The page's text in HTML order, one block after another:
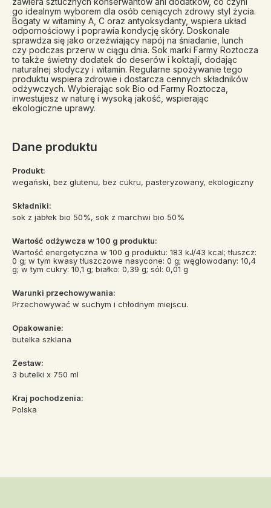
go idealnym wyborem dla osób ceniących zdrowy styl życia.
Bogaty w witaminy A, C oraz antyoksydanty, wspiera układ
odpornościowy i poprawia kondycję skóry. Doskonale
sprawdza się jako orzeźwiający napój na śniadanie, lunch
czy podczas przerw w ciągu dnia. Sok marki Farmy Roztocza
to także świetny dodatek do deserów i koktajli, dodając
naturalnej słodyczy i witamin. Regularne spożywanie tego
produktu wspiera zdrowie i dostarcza cennych składników
odżywczych. Wybierając sok Bio od Farmy Roztocza,
inwestujesz w naturę i wysoką jakość, wspierając
ekologiczne uprawy.
Dane produktu
Produkt:
wegański, bez glutenu, bez cukru, pasteryzowany, ekologiczny
Składniki:
sok z jabłek bio 50%, sok z marchwi bio 50%
Wartość odżywcza w 100 g produktu:
Wartość energetyczna w 100 g produktu: 183 kJ/43 kcal; tłuszcz:
0 g; w tym kwasy tłuszczowe nasycone: 0 g; węglowodany: 10,4
g; w tym cukry: 10,1 g; białko: 0,39 g; sól: 0,01 g
Warunki przechowywania:
Przechowywać w suchym i chłodnym miejscu.
Opakowanie:
butelka szklana
Zestaw:
3 butelki x 750 ml
Kraj pochodzenia:
Polska